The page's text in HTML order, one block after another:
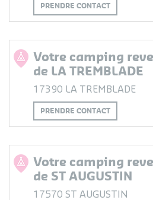
PRENDRE CONTACT
Votre camping
de LA TREMBLADE
17390 LA TREMBLADE
PRENDRE CONTACT
Votre camping
de ST AUGUSTIN
17570 ST AUGUSTIN